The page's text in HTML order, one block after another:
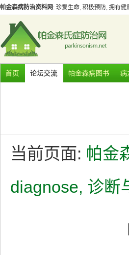
帕金森病防治资料网 : 珍爱生命, 积极预防, 拥有健
首页 论坛交流 帕金森病图书 病
当前页面: 帕金
diagnose, 诊断